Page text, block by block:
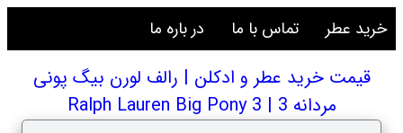
خرید عطر تماس با ما در باره ما
قیمت خرید عطر و ادکلن | رالف لورن بیگ پونی
مردانه 3 | Ralph Lauren Big Pony 3